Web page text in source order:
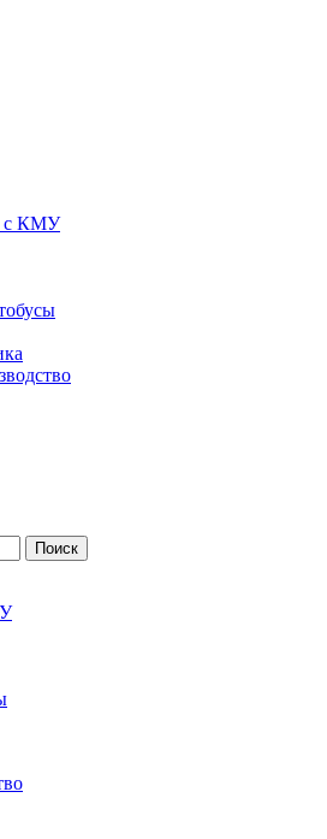
с КМУ
Поиск